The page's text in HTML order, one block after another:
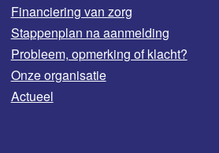
Financiering van zorg
Stappenplan na aanmelding
Probleem, opmerking of klacht?
Onze organisatie
Actueel